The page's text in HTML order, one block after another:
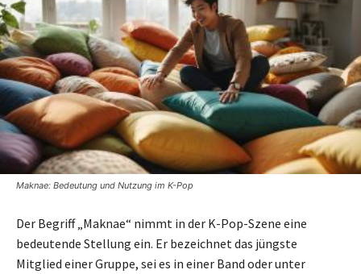
Maknae: Bedeutung und Nutzung im K-Pop
Der Begriff „Maknae“ nimmt in der K-Pop-Szene eine
bedeutende Stellung ein. Er bezeichnet das jüngste
Mitglied einer Gruppe, sei es in einer Band oder unter